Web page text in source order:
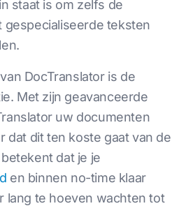
staat is om zelfs de
gespecialiseerde teksten
DocTranslator is de
Met zijn geavanceerde
uw documenten
dat dit ten koste gaat van de
dat je je
en binnen no-time klaar
lang te hoeven wachten tot